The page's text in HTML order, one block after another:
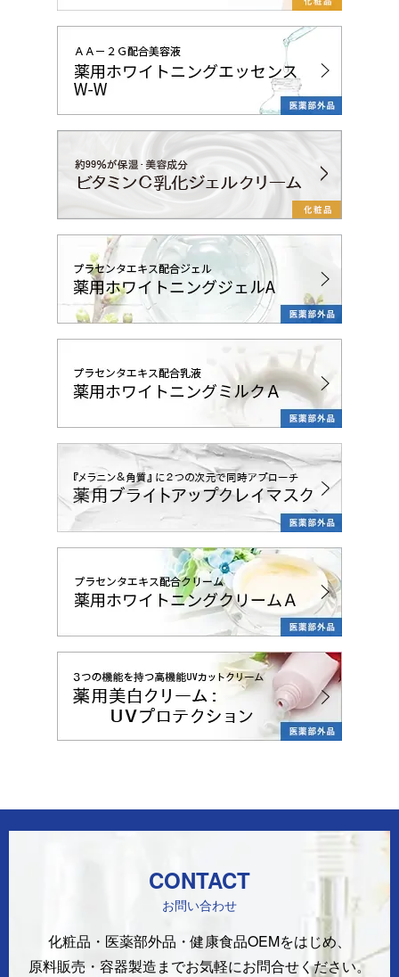
CONTACT
お問い合わせ
化粧品・医薬部外品・健康食品OEMをはじめ、
原料販売・容器製造までお気軽にお問合せください。